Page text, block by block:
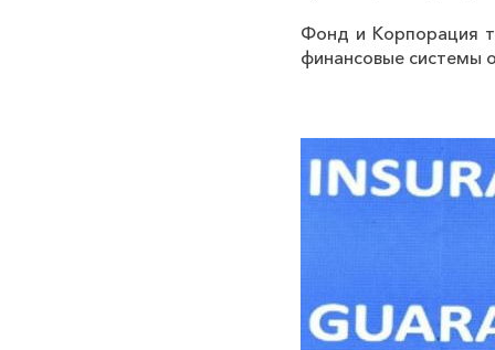
Фонд и Корпорация
финансовые системы